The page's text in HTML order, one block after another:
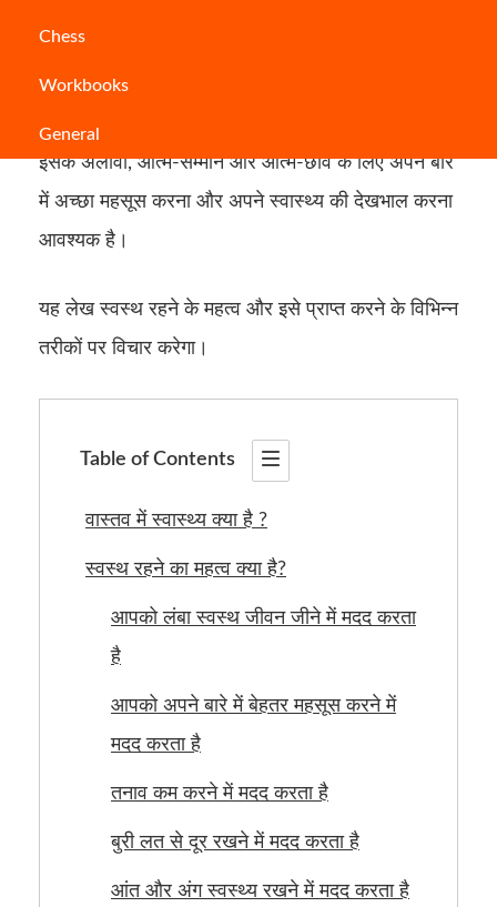
Chess
Workbooks
General
एक स्वस्थ जीवन शैली पुरानी बीमारियों और लंबी अवधि की
बीमारियों के रोकथाम में सहायता कर सकती है।
इसके अलावा, आत्म-सम्मान और आत्म-छवि के लिए अपने बारे
में अच्छा महसूस करना और अपने स्वास्थ्य की देखभाल करना
आवश्यक है।
यह लेख स्वस्थ रहने के महत्व और इसे प्राप्त करने के विभिन्न
तरीकों पर विचार करेगा।
Table of Contents
वास्तव में स्वास्थ्य क्या है ?
स्वस्थ रहने का महत्व क्या है?
आपको लंबा स्वस्थ जीवन जीने में मदद करता
है
आपको अपने बारे में बेहतर महसूस करने में
मदद करता है
तनाव कम करने में मदद करता है
बुरी लत से दूर रखने में मदद करता है
आंत और अंग स्वस्थ्य रखने में मदद करता है